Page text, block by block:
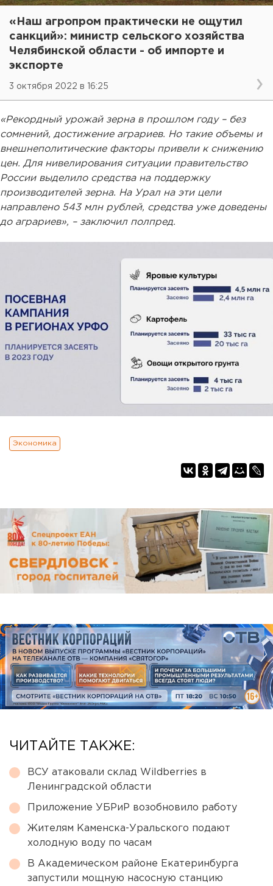
«Наш агропром практически не ощутил
санкций»: министр сельского хозяйства
Челябинской области - об импорте и
экспорте
3 октября 2022 в 16:25
«Рекордный урожай зерна в прошлом году – без
сомнений, достижение аграриев. Но такие объемы и
внешнеполитические факторы привели к снижению
цен. Для нивелирования ситуации правительство
России выделило средства на поддержку
производителей зерна. На Урал на эти цели
направлено 543 млн рублей, средства уже доведены
до аграриев», – заключил полпред.
Экономика
ЧИТАЙТЕ ТАКЖЕ:
ВСУ атаковали склад Wildberries в
Ленинградской области
Приложение УБРиР возобновило работу
Жителям Каменска-Уральского подают
холодную воду по часам
В Академическом районе Екатеринбурга
запустили мощную насосную станцию